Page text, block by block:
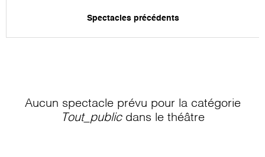
Spectacles précédents
Aucun spectacle prévu pour la catégorie
Tout_publicdans le théâtre